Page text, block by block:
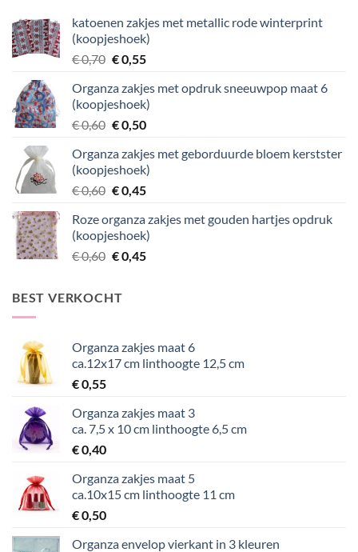
katoenen zakjes met metallic rode winterprint
(koopjeshoek)
€0,70 Oorspronkelijke
was:
€ 0,70.
€0,55Huidige
is:
€ 0,55.
Organza zakjes met opdruk sneeuwpop maat 6
(koopjeshoek)
€0,60 Oorspronkelijke
was:
€ 0,60.
€0,50Huidige
is:
€ 0,50.
Organza zakjes met geborduurde bloem kerstster
(koopjeshoek)
€0,60 Oorspronkelijke
was:
€ 0,60.
€0,45Huidige
is:
€ 0,45.
Roze organza zakjes met gouden hartjes opdruk
(koopjeshoek)
€0,60 Oorspronkelijke
€ 0,60.
€0,45Huidige
BEST VERKOCHT
Organza zakjes maat 6
ca.12x17 cm linthoogte 12,5 cm
€0,55
Organza zakjes maat 3
ca. 7,5 x 10 cm linthoogte 6,5 cm
€0,40
Organza zakjes maat 5
ca.10x15 cm linthoogte 11 cm
€0,50
Organza envelop vierkant in 3 kleuren